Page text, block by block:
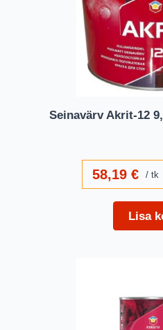
Seinavärv Akrit-12
58,19 € tk
Lisa